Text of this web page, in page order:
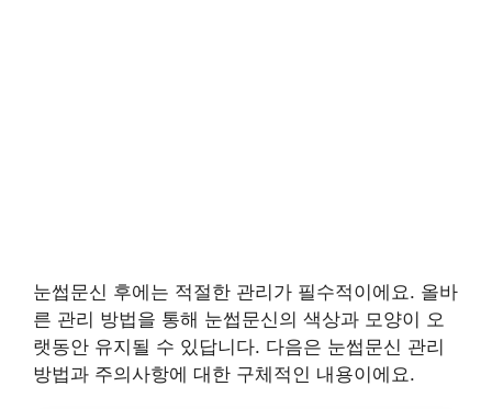
눈썹문신 후에는 적절한 관리가 필수적이에요. 올바
른 관리 방법을 통해 눈썹문신의 색상과 모양이 오
랫동안 유지될 수 있답니다. 다음은 눈썹문신 관리
방법과 주의사항에 대한 구체적인 내용이에요.